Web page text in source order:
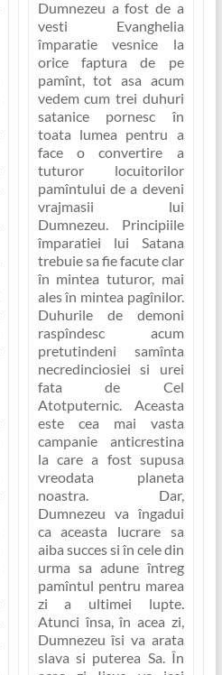
Dumnezeu a fost de a
vesti Evanghelia
împaratie vesnice la
orice faptura de pe
pamînt, tot asa acum
vedem cum trei duhuri
satanice pornesc în
toata lumea pentru a
face o convertire a
tuturor locuitorilor
pamîntului de a deveni
vrajmasii lui
Dumnezeu. Principiile
împaratiei lui Satana
trebuie sa fie facute clar
în mintea tuturor, mai
ales în mintea pagînilor.
Duhurile de demoni
raspîndesc acum
pretutindeni samînta
necredinciosiei si urei
fata de Cel
Atotputernic. Aceasta
este cea mai vasta
campanie anticrestina
la care a fost supusa
vreodata planeta
noastra. Dar,
Dumnezeu va îngadui
ca aceasta lucrare sa
aiba succes si în cele din
urma sa adune întreg
pamîntul pentru marea
zi a ultimei lupte.
Atunci însa, în acea zi,
Dumnezeu îsi va arata
slava si puterea Sa. În